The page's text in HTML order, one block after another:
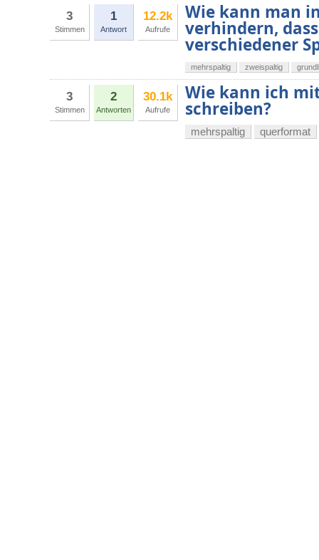
3
Stimmen
1
Antwort
12.2k
Aufrufe
Wie kann man
verhindern,
verschiedener
mehrspaltig zweispaltig
3
Stimmen
2
Antworten
30.1k
Aufrufe
Wie kann ich
schreiben?
mehrspaltig querformat